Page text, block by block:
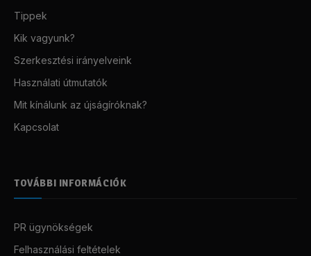
Tippek
Kik vagyunk?
Szerkesztési irányelveink
Használati útmutatók
Mit kínálunk az újságíróknak?
Kapcsolat
TOVÁBBI INFORMÁCIÓK
PR ügynökségek
Felhasználási feltételek